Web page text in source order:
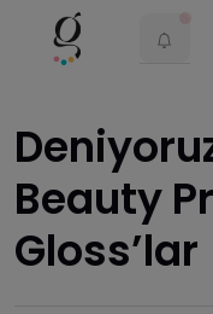
Beauty
Gloss’lar